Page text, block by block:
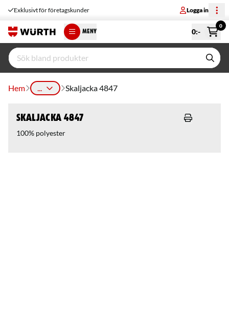
Exklusivt för företagskunder Logga in
MENY 0:-
0
Hem ... Skaljacka 4847
Skaljacka 4847
100% polyester